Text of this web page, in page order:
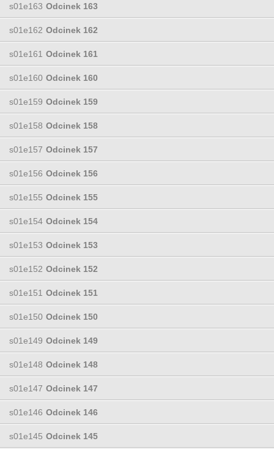
s01e163 Odcinek 163
s01e162 Odcinek 162
s01e161 Odcinek 161
s01e160 Odcinek 160
s01e159 Odcinek 159
s01e158 Odcinek 158
s01e157 Odcinek 157
s01e156 Odcinek 156
s01e155 Odcinek 155
s01e154 Odcinek 154
s01e153 Odcinek 153
s01e152 Odcinek 152
s01e151 Odcinek 151
s01e150 Odcinek 150
s01e149 Odcinek 149
s01e148 Odcinek 148
s01e147 Odcinek 147
s01e146 Odcinek 146
s01e145 Odcinek 145